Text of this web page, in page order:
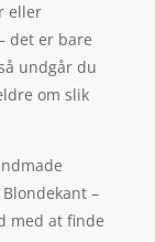
eller
det er bare
undgår du
om slik
–
med at finde